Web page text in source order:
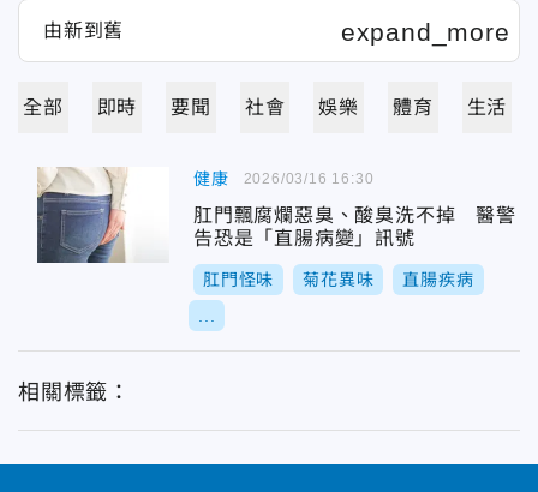
全部 即時 要聞 社會 娛樂 體育 生活
健康
肛門飄腐爛惡臭、酸臭洗不掉 醫警
告恐是「直腸病變」訊號
肛門怪味 菊花異味 直腸疾病
2026/03/16 16:30
相關標籤：